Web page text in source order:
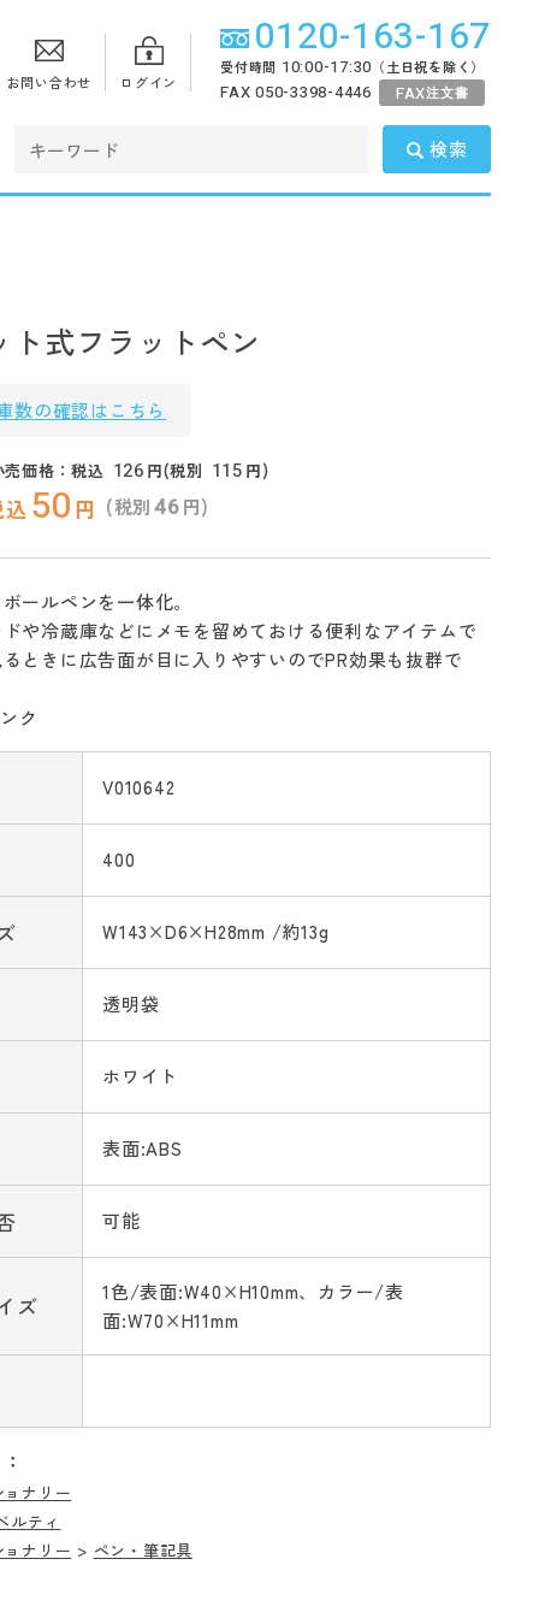
お問い合わせ ログイン
0120-163-167
受付時間 10:00-17:30 （土日祝を除く）
FAX 050-3398-4446 FAX注文書
検索
ト式フラットペン
数の確認はこちら
価格：税込 126 円(税別 115 円)
込 50 円 (税別46円)
ールペンを一体化。
や冷蔵庫などにメモを留めておける便利なアイテムで
ときに広告面が目に入りやすいのでPR効果も抜群で
ク
V010642
400
W143×D6×H28mm /約13g
透明袋
ホワイト
表面:ABS
可能
ズ
1色/表面:W40×H10mm、カラー/表
面:W70×H11mm
ナリー
ルティ
ナリー > ペン・筆記具